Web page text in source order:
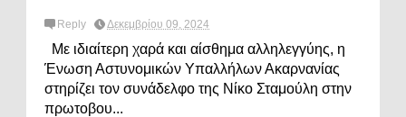
Reply Δεκεμβρίου 09, 2024
Με ιδιαίτερη χαρά και αίσθημα αλληλεγγύης, η
Ένωση Αστυνομικών Υπαλλήλων Ακαρνανίας
στηρίζει τον συνάδελφο της Νίκο Σταμούλη στην
πρωτοβου...